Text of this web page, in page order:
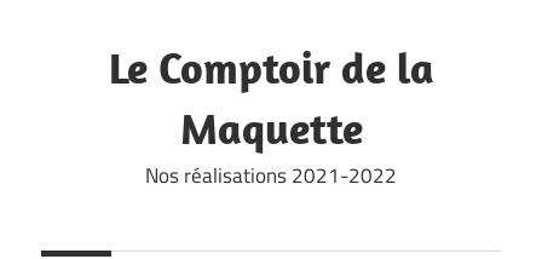
Le Comptoir de la
Maquette
Nos réalisations 2021-2022